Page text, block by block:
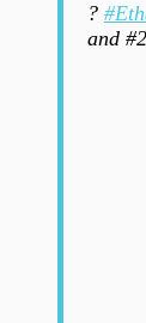
?
and